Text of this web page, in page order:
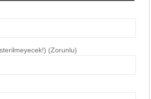
(Zorunlu)